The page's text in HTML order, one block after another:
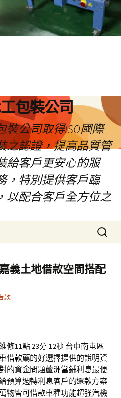
包裝公司
裝公司取得ISO國際
之認證，提高品質管
給客戶更安心的服
，特別提供客戶臨
以配合客戶全方位之
搜
尋
鍵
字:
義土地借款空間搭配
款
修11點 23分 12秒 台中南屯區
借款薦的好選擇提供的說明資
的資金問題蘆洲當鋪利息最便
預算週轉利息客戶的還款方案
物皆可借款車種功能超強汽機